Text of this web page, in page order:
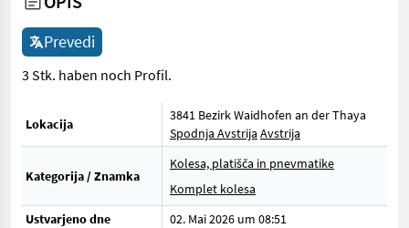
Prevedi
3 Stk. haben noch Profil.
Lokacija
3841 Bezirk Waidhofen an der Thaya
Spodnja Avstrija Avstrija
Kategorija / Znamka
Kolesa, platišča in pnevmatike
Komplet kolesa
Ustvarjeno dne
02. Mai 2026 um 08:51